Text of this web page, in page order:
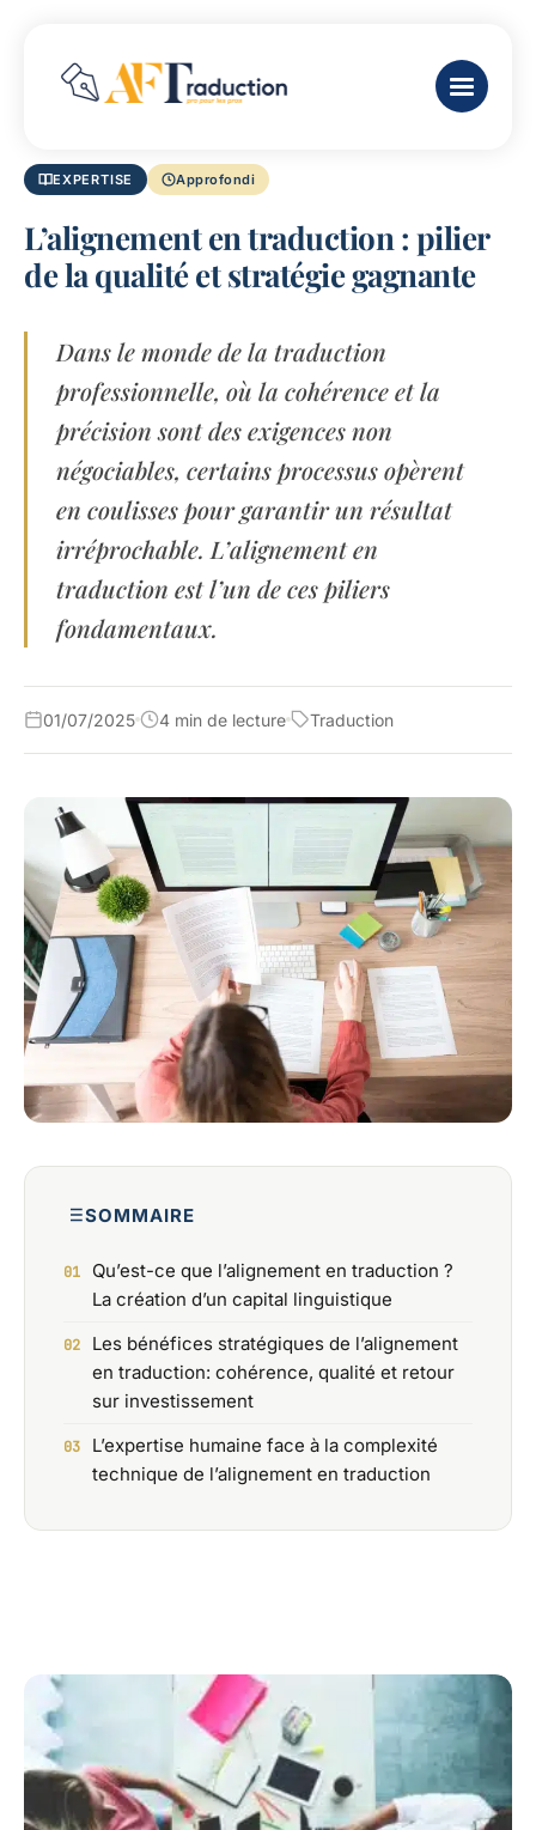
EXPERTISE Approfondi
L’alignement en traduction : pilier
de la qualité et stratégie gagnante
Dans le monde de la traduction
professionnelle, où la cohérence et la
précision sont des exigences non
négociables, certains processus opèrent
en coulisses pour garantir un résultat
irréprochable. L’alignement en
traduction est l’un de ces piliers
fondamentaux.
01/07/2025 4 min de lecture Traduction
SOMMAIRE
Qu’est-ce que l’alignement en traduction ?
La création d’un capital linguistique
Les bénéfices stratégiques de l’alignement
en traduction: cohérence, qualité et retour
sur investissement
L’expertise humaine face à la complexité
technique de l’alignement en traduction